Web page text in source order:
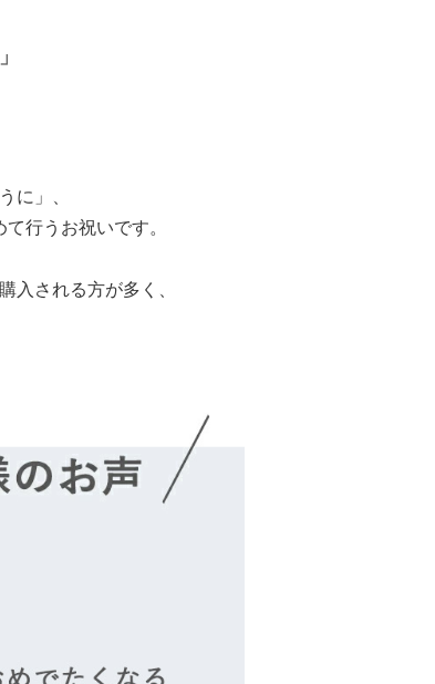
に」、
行うお祝いです。
入される方が多く、